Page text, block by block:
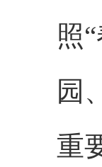
照
园
重